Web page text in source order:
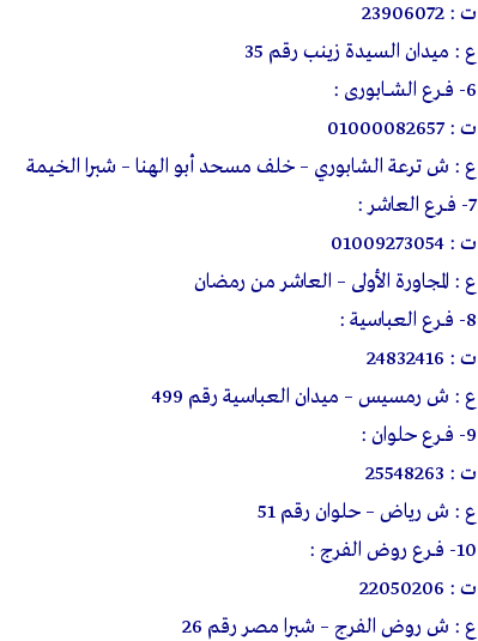
ت : 23906072
ع : ميدان السيدة زينب رقم 35
6- فــرع الشـــابورى :
ت : 01000082657
ع : ش ترعة الشابوري – خلف مسحد أبو الهنا – شبرا الخيمة
7- فــرع العاشر :
ت : 01009273054
ع : المجاورة الأولى – العاشر من رمضان
8- فــرع العباسية :
ت : 24832416
ع : ش رمسيس – ميدان العباسية رقم 499
9- فــرع حلوان :
ت : 25548263
ع : ش رياض – حلوان رقم 51
10- فــرع روض الفرج :
ت : 22050206
ع : ش روض الفرج – شبرا مصر رقم 26